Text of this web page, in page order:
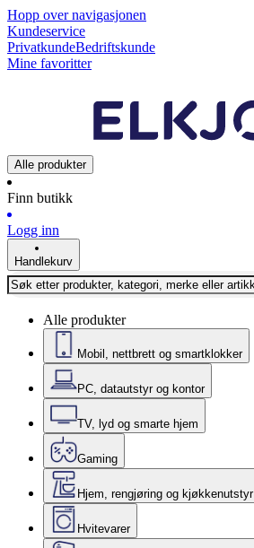
Hopp over navigasjonen
Kundeservice
PrivatkundeBedriftskunde
Mine favoritter
Alle produkter
Finn butikk
Logg inn
Handlekurv
Alle produkter
Mobil, nettbrett og smartklokker
PC, datautstyr og kontor
TV, lyd og smarte hjem
Gaming
Hjem, rengjøring og kjøkkenutstyr
Hvitevarer